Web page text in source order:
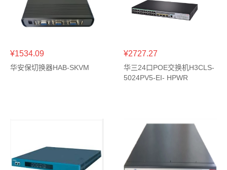
¥1534.09
华安保切换器HAB-SKVM
¥2727.27
华三24口POE交换机H3CLS-
5024PV5-EI- HPWR